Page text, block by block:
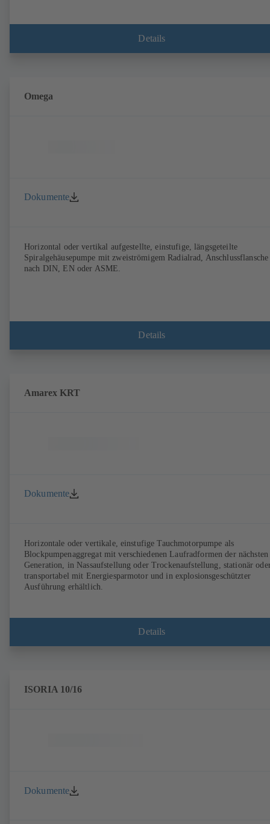
Details
Omega
Dokumente
Horizontal oder vertikal aufgestellte, einstufige, längsgeteilte
Spiralgehäusepumpe mit zweiströmigem Radialrad, Anschlussflansche
nach DIN, EN oder ASME.
Details
Amarex KRT
Dokumente
Horizontale oder vertikale, einstufige Tauchmotorpumpe als
Blockpumpenaggregat mit verschiedenen Laufradformen der nächsten
Generation, in Nassaufstellung oder Trockenaufstellung, stationär
transportabel mit Energiesparmotor und in explosionsgeschützter
Ausführung erhältlich.
Details
ISORIA 10/16
Dokumente